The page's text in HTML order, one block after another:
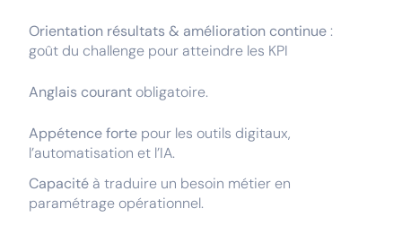
Orientation résultats & amélioration continue:
goût du challenge pour atteindre les KPI
Anglais courant obligatoire.
Appétence forte pour les outils digitaux,
l’automatisation et l’IA.
Capacité à traduire un besoin métier en
paramétrage opérationnel.